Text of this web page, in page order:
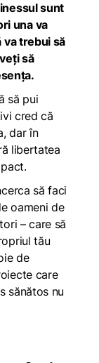
sunt
una va
va trebui să
să
să pui
cred că
dar în
libertatea
să faci
oameni de
– care să
tău
de
care
sănătos nu